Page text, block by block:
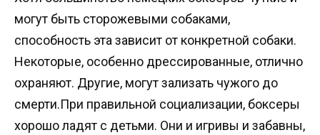
могут быть сторожевыми собаками,
способность эта зависит от конкретной собаки.
Некоторые, особенно дрессированные, отлично
охраняют. Другие, могут зализать чужого до
смерти.При правильной социализации, боксеры
хорошо ладят с детьми. Они и игривы и забавны,